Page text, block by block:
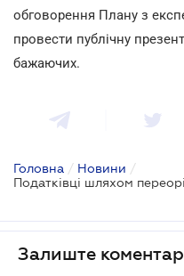
обговорення Плану з
провести публічну
бажаючих.
Головна / Новини /
Залиште коментар